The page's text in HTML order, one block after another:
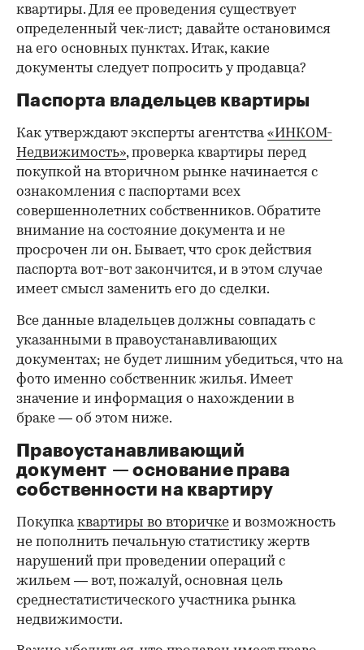
квартиры. Для ее проведения существует
определенный чек-лист; давайте остановимся
на его основных пунктах. Итак, какие
документы следует попросить у продавца?
Паспорта владельцев квартиры
Как утверждают эксперты агентства«ИНКОМ-
Недвижимость», проверка квартиры перед
покупкой на вторичном рынке начинается с
ознакомления с паспортами всех
совершеннолетних собственников. Обратите
внимание на состояние документа и не
просрочен ли он. Бывает, что срок действия
паспорта вот-вот закончится, и в этом случае
имеет смысл заменить его до сделки.
00:00 / 00:00
Все данные владельцев должны совпадать с
указанными в правоустанавливающих
документах; не будет лишним убедиться, что на
фото именно собственник жилья. Имеет
значение и информация о нахождении в
браке — об этом ниже.
Правоустанавливающий
документ — основание права
собственности на квартиру
Покупкаквартиры во вторичке и возможность
не пополнить печальную статистику жертв
нарушений при проведении операций с
жильем — вот, пожалуй, основная цель
среднестатистического участника рынка
недвижимости.